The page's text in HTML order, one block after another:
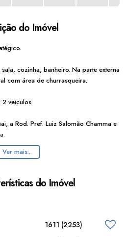
do Imóvel
cozinha, banheiro. Na parte externa
com área de churrasqueira.
veiculos.
a Rod. Pref. Luiz Salomão Chamma e
Ver mais...
do Imóvel
1611 (2253)